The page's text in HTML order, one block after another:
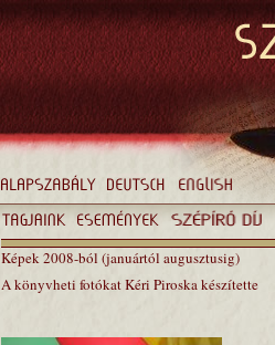
Képek 2008-ból (januártól augusztusig)
A könyvheti fotókat Kéri Piroska készítette